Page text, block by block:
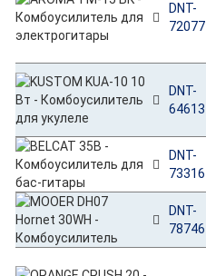
DNT-
72077
DNT-
64613
DNT-
73316
DNT-
78746